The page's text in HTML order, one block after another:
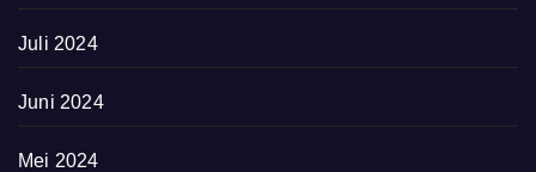
Juli 2024
Juni 2024
Mei 2024